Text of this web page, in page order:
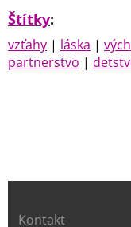
Štítky:
vzťahy | láska |
partnerstvo |
Kontakt